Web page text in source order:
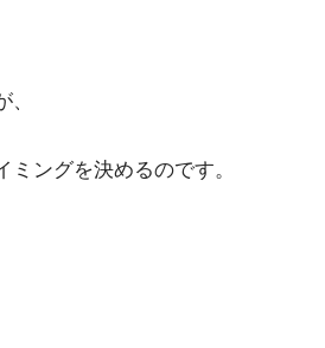
ングを決めるのです。